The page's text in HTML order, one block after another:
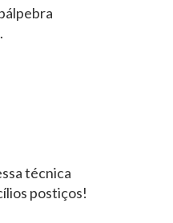
técnica
postiços!